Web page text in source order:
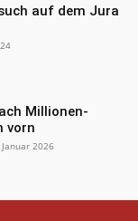
auf dem Jura
Millionen-
vorn
2026